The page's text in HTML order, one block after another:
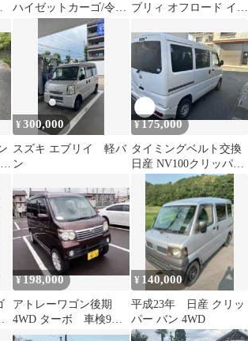
ハイゼットカーゴ/令和
4年16.3万キロ/TVナビ
ブリィ オフロード イラ
左】
¥300,000
スズキ エブリイ 軽バ
ン
¥175,000
タイミングベルト交換
日産 NV100クリッパー
軽バン 格安 ホワイト
¥198,000
アトレーワゴン後期
4WD ターボ 車検9年
10月 リフトアップ
¥ 140,000
平成23年 日産 クリッ
パー バン 4WD